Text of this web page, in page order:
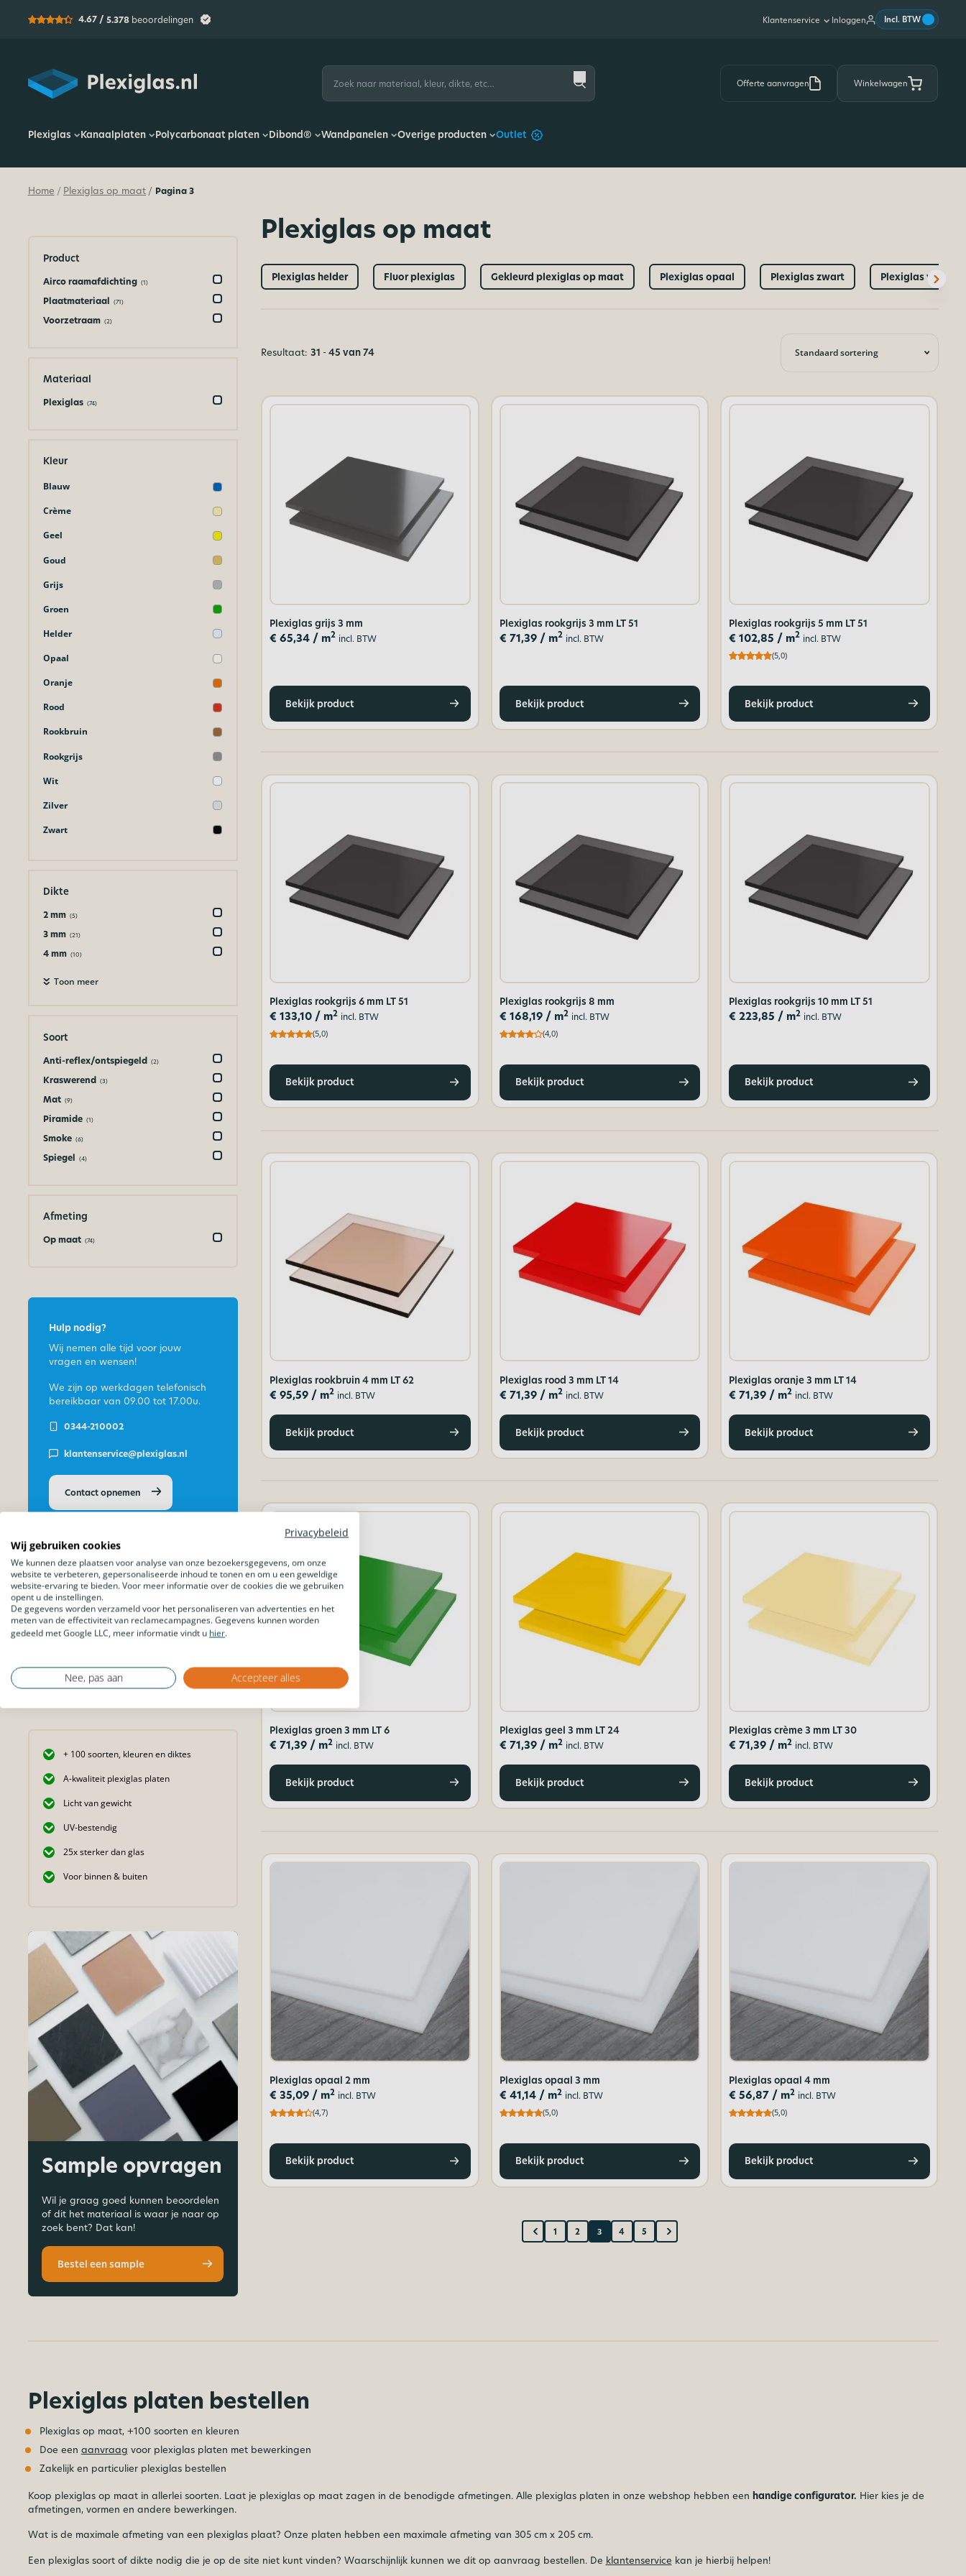
4.67 / 5.378 beoordelingen Klantenservice | Inloggen Incl. BTW
Plexiglas
Zoeken
naar:
Offerte aanvragen Winkelwagen
Plexiglas Kanaalplaten Polycarbonaat platen Dibond® Wandpanelen Overige producten Outlet
Home / Plexiglas op maat / Pagina 3
Product
Airco raamafdichting (1)
Plaatmateriaal (71)
Voorzetraam (2)
Materiaal
Plexiglas (74)
Kleur
Blauw
Crème
Geel
Goud
Grijs
Groen
Helder
Opaal
Oranje
Rood
Rookbruin
Rookgrijs
Wit
Zilver
Zwart
Dikte
2 mm (5)
3 mm (21)
4 mm (10)
Toon meer
Soort
Anti-reflex/ontspiegeld (2)
Kraswerend (3)
Mat (9)
Piramide (1)
Smoke (6)
Spiegel (4)
Afmeting
Op maat (74)
Hulp nodig?
Wij nemen alle tijd voor jouw
vragen en wensen!
We zijn op werkdagen telefonisch
bereikbaar van 09.00 tot 17.00u.
0344-210002
klantenservice@plexiglas.nl
Contact opnemen
+ 100 soorten, kleuren en diktes
A-kwaliteit plexiglas platen
Licht van gewicht
UV-bestendig
25x sterker dan glas
Voor binnen & buiten
Sample opvragen
Wil je graag goed kunnen beoordelen
of dit het materiaal is waar je naar op
zoek bent? Dat kan!
Bestel een sample
Plexiglas op maat
Plexiglas helder Fluor plexiglas Gekleurd plexiglas op maat Plexiglas opaal Plexiglas zwart Plexiglas wit
Resultaat: 31 -45 van 74
Plexiglas grijs 3 mm
€ 65,34 / m2 incl. BTW
Bekijk product
Plexiglas rookgrijs 3 mm LT 51
€ 71,39/ m2 incl. BTW
Bekijk product
Plexiglas rookgrijs 5 mm LT 51
€ 102,85 / m2 incl. BTW
(5,0)
Bekijk product
Plexiglas rookgrijs 6 mm LT 51
€ 133,10 / m2 incl. BTW
(5,0)
Bekijk product
Plexiglas rookgrijs 8 mm
€ 168,19/ m2 incl. BTW
(4,0)
Bekijk product
Plexiglas rookgrijs 10 mm LT 51
€ 223,85 / m2 incl. BTW
Bekijk product
Plexiglas rookbruin 4 mm LT 62
€ 95,59 / m2 incl. BTW
Bekijk product
Plexiglas rood 3 mm LT 14
€ 71,39/ m2 incl. BTW
Bekijk product
Plexiglas oranje 3 mm LT 14
€ 71,39 / m2 incl. BTW
Bekijk product
Plexiglas groen 3 mm LT 6
€ 71,39 / m2 incl. BTW
Bekijk product
Plexiglas geel 3 mm LT 24
€ 71,39/ m2 incl. BTW
Bekijk product
Plexiglas crème 3 mm LT 30
€ 71,39 / m2 incl. BTW
Bekijk product
Plexiglas opaal 2 mm
€ 35,09 / m2 incl. BTW
(4,7)
Bekijk product
Plexiglas opaal 3 mm
€ 41,14/ m2 incl. BTW
(5,0)
Bekijk product
Plexiglas opaal 4 mm
€ 56,87 / m2 incl. BTW
(5,0)
Bekijk product
1 2 3 4 5
Plexiglas platen bestellen
Plexiglas op maat, +100 soorten en kleuren
Doe een aanvraag voor plexiglas platen met bewerkingen
Zakelijk en particulier plexiglas bestellen
Koop plexiglas op maat in allerlei soorten. Laat je plexiglas op maat zagen in de benodigde afmetingen. Alle plexiglas platen in onze webshop hebben een handige configurator. Hier kies je de
afmetingen, vormen en andere bewerkingen.
Wat is de maximale afmeting van een plexiglas plaat? Onze platen hebben een maximale afmeting van 305 cm x 205 cm.
Een plexiglas soort of dikte nodig die je op de site niet kunt vinden? Waarschijnlijk kunnen we dit op aanvraag bestellen. De klantenservice kan je hierbij helpen!
Privacybeleid
Wij gebruiken cookies
We kunnen deze plaatsen voor analyse van onze bezoekersgegevens, om onze
website te verbeteren, gepersonaliseerde inhoud te tonen en om u een geweldige
website-ervaring te bieden. Voor meer informatie over de cookies die we gebruiken
opent u de instellingen.
De gegevens worden verzameld voor het personaliseren van advertenties en het
meten van de effectiviteit van reclamecampagnes. Gegevens kunnen worden
gedeeld met Google LLC, meer informatie vindt u hier.
Nee, pas aan Accepteer alles